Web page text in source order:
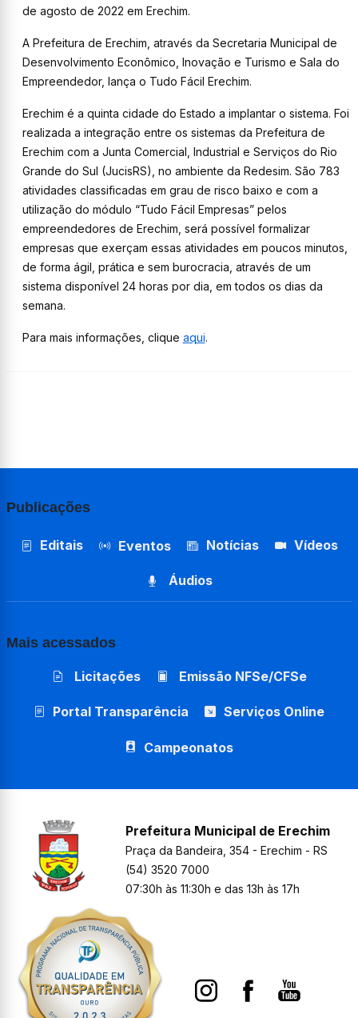
de agosto de 2022 em Erechim.
A Prefeitura de Erechim, através da Secretaria Municipal de
Desenvolvimento Econômico, Inovação e Turismo e Sala do
Empreendedor, lança o Tudo Fácil Erechim.
Erechim é a quinta cidade do Estado a implantar o sistema. Foi
realizada a integração entre os sistemas da Prefeitura de
Erechim com a Junta Comercial, Industrial e Serviços do Rio
Grande do Sul (JucisRS), no ambiente da Redesim. São 783
atividades classificadas em grau de risco baixo e com a
utilização do módulo “Tudo Fácil Empresas” pelos
empreendedores de Erechim, será possível formalizar
empresas que exerçam essas atividades em poucos minutos,
de forma ágil, prática e sem burocracia, através de um
sistema disponível 24 horas por dia, em todos os dias da
semana.
Para mais informações, clique aqui.
Publicações
Editais Eventos Notícias Vídeos
Áudios
Mais acessados
Licitações Emissão NFSe/CFSe
Portal Transparência Serviços Online
Campeonatos
Prefeitura Municipal de Erechim
Praça da Bandeira, 354 - Erechim - RS
(54) 3520 7000
07:30h às 11:30h e das 13h às 17h